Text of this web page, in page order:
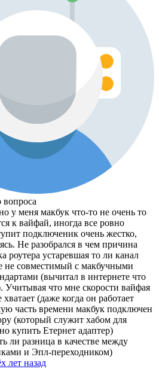
вопроса
у меня макбук что-то не очень то
к вайфай, иногда все ровно
подключеник очень жестко,
Не разобрался в чем причина
роутера устаревшая то ли канал
не совместимый с макбучными
(вычитал в интернете что
Учитывая что мне скорости вайфая
(даже когда он работает
часть времени макбук подключен
(который служит хабом для
купить Етернет адаптер)
ли разница в качестве между
и Эпл-переходником)
лет назад